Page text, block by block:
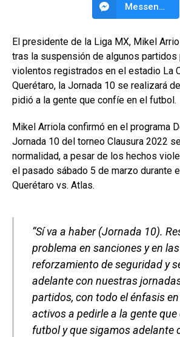
Messenger
El presidente de la Liga MX, Mikel
tras la suspensión de algunos partidos
violentos registrados en el estadio La
Querétaro, la Jornada 10 se realizará
pidió a la gente que confíe en el futbol.
Mikel Arriola confirmó en el programa
Jornada 10 del torneo Clausura 2022
normalidad, a pesar de los hechos
el pasado sábado 5 de marzo durante
Querétaro vs. Atlas.
“Sí va a haber (Jornada 10).
problema en sanciones y en
reforzamiento de seguridad y
adelante con nuestras
partidos, con todo el énfasis
activos a pedirle a la gente que
futbol y que sigamos adelante